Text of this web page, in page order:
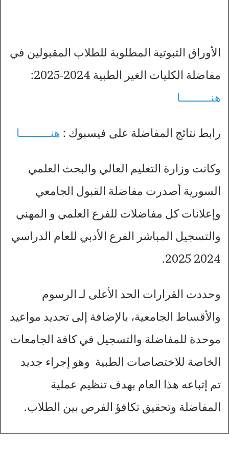
الأوراق الثبوتية المطلوبة للطلاب المقبولين في
مفاضلة الكليات الغير الطبية 2024-2025:
هنــــــــــا
رابط نتائج المفاضلة على فيسبوك : هنــــــــــا
وكانت وزارة التعليم العالي والبحث العلمي
السورية أصدرت مفاضلة القبول الجامعي
وإعلانات كل مفاضلات للفرع العلمي و المهني
والتسجيل المباشر الفرع الأدبي للعام الدراسي
2024 2025.
وحددت القرارات الحد الأعلى لـ الرسوم
والأقساط الجامعية، بالإضافة إلى تحديد مواعيد
موحدة للمفاضلة والتسجيل في كافة الجامعات
الخاصة للاختصاصات الطبية وهو إجراء جديد
تم إتباعه هذا العام بهدف تنظيم عملية
المفاضلة وتحقيق تكافؤ الفرص بين الطلاب.